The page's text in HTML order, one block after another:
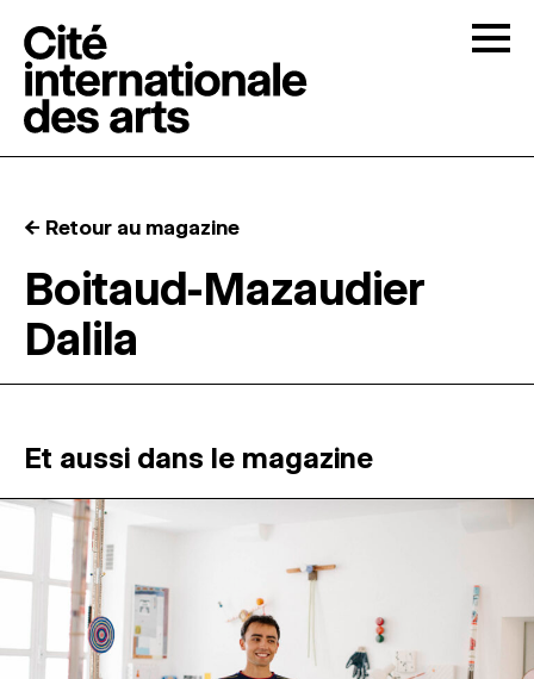
RÉSIDENCES
MAGAZINE
ESPACES DE PRATIQUE ARTISTIQUE
← Retour au magazine
Boitaud-Mazaudier
Dalila
Et aussi dans le magazine